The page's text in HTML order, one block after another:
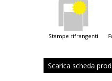
stampe rifrangenti
Scarica scheda